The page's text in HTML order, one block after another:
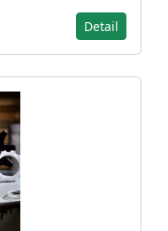
Detail